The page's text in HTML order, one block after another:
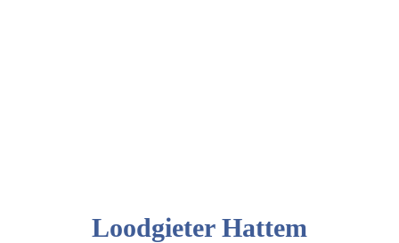
Loodgieter Hattem